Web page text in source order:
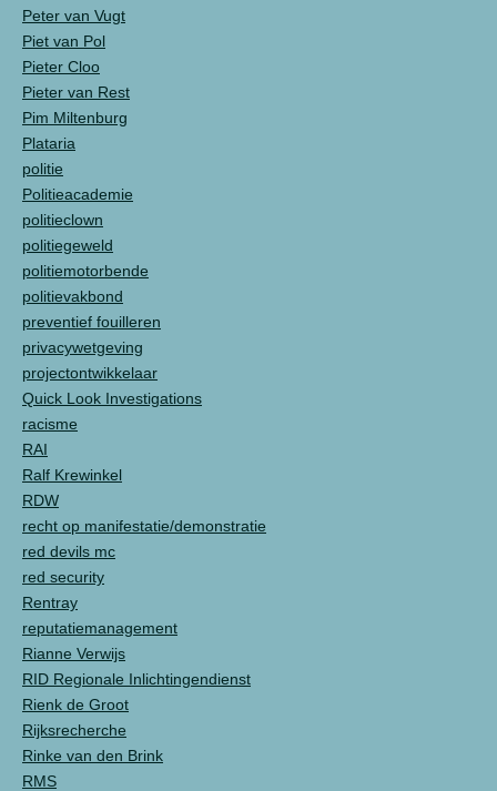
Peter van Vugt
Piet van Pol
Pieter Cloo
Pieter van Rest
Pim Miltenburg
Plataria
politie
Politieacademie
politieclown
politiegeweld
politiemotorbende
politievakbond
preventief fouilleren
privacywetgeving
projectontwikkelaar
Quick Look Investigations
racisme
RAI
Ralf Krewinkel
RDW
recht op manifestatie/demonstratie
red devils mc
red security
Rentray
reputatiemanagement
Rianne Verwijs
RID Regionale Inlichtingendienst
Rienk de Groot
Rijksrecherche
Rinke van den Brink
RMS